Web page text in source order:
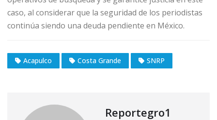
caso, al considerar que la seguridad de los periodistas
continúa siendo una deuda pendiente en México.
Acapulco Costa Grande SNRP
Reportegro1